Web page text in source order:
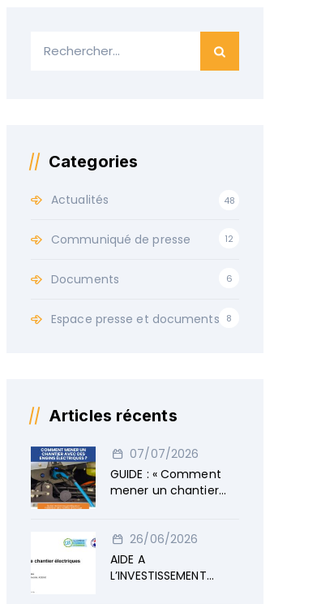
Categories
Actualités 48
Communiqué de presse 12
Documents 6
Espace presse et documents 8
Articles récents
07/07/2026
GUIDE : « Comment
mener un chantier
26/06/2026
AIDE A
L’INVESTISSEMENT